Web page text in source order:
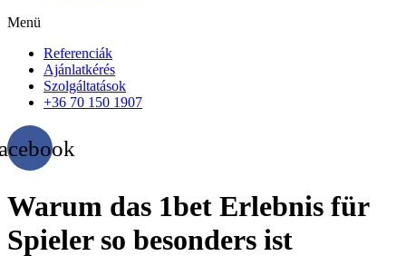
Menü
Referenciák
Ajánlatkérés
Szolgáltatások
+36 70 150 1907
Warum das 1bet Erlebnis für
Spieler so besonders ist